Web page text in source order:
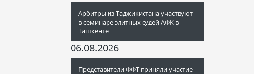
Арбитры из Таджикистана участвуют
в семинаре элитных судей АФК в
Ташкенте
06.08.2026
Представители ФФТ приняли участие